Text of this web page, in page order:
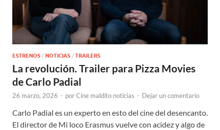
ESTRENOS / NOTICIAS / TRAILERS
La revolución. Trailer para Pizza Movies
de Carlo Padial
26 marzo, 2026 - porCine maldito noticias - Dejar un comentario
Carlo Padial es un experto en esto del cine del desencanto.
El director de Mi loco Erasmus vuelve con acidez y algo de